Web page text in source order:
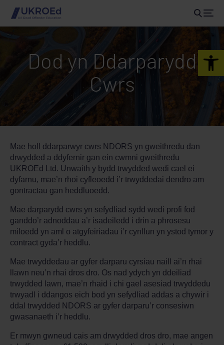
Dod yn Ddarparydd
Cwrs
Mae holl ddarparwyr cwrs NDORS yn gweithredu dan
drwydded a ddyfernir gan ein cwmni gweithredu
UKROEd Ltd. Unwaith y bydd trwydded wedi cael ei
dyfarnu, mae’n rhoi cyfleoedd i’r trwyddedai dendro am
gontractau gan heddluoedd.
Mae darparydd cwrs yn sefydliad sydd wedi profi fod
ganddo’r adnoddau a’r isadeiledd i drin a phrosesu
miloedd yn aml o atgyfeiriadau i’r cynllun yn ystod tymor y
contract gyda’r heddlu.
Mae trwyddedau ar gyfer darparu cyrsiau naill ai’n rhai
llawn neu’n rhai dros dro. Os nad ydych yn ddeiliad
trwydded lawn, mae’n rhaid i chi gael asesiad trwyddedu
trwyadl i ddangos eich bod yn sefydliad addas a chywir i
ddal trwydded NDORS ar gyfer darparu’r consesiwn
gwasanaeth i’r heddlu.
Er mwyn gwneud cais am drwydded dros dro, mae angen